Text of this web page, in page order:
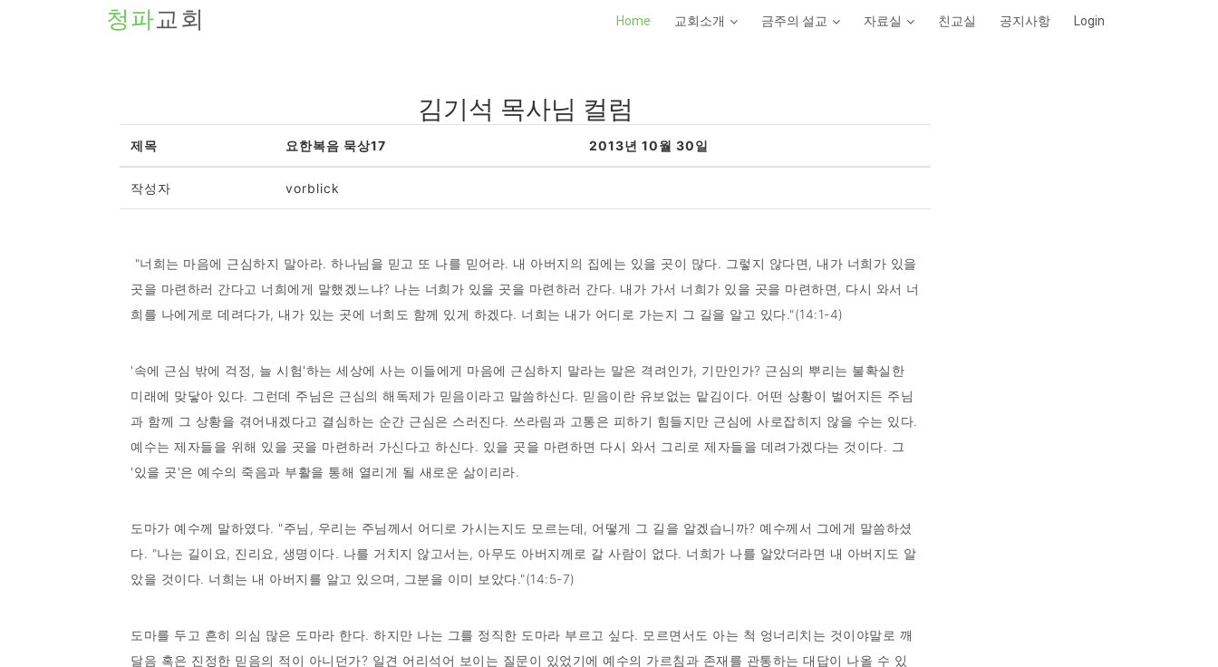
청파교회 Home 교회소개 금주의 설교 자료실 친교실 공지사항 Login
김기석 목사님 컬럼
제목 요한복음 묵상17 2013년 10월 30일
작성자 vorblick
"너희는 마음에 근심하지 말아라. 하나님을 믿고 또 나를 믿어라. 내 아버지의 집에는 있을 곳이 많다. 그렇지 않다면, 내가 너희가 있을
곳을 마련하러 간다고 너희에게 말했겠느냐? 나는 너희가 있을 곳을 마련하러 간다. 내가 가서 너희가 있을 곳을 마련하면, 다시 와서 너
희를 나에게로 데려다가, 내가 있는 곳에 너희도 함께 있게 하겠다. 너희는 내가 어디로 가는지 그 길을 알고 있다."(14:1-4)
'속에 근심 밖에 걱정, 늘 시험'하는 세상에 사는 이들에게 마음에 근심하지 말라는 말은 격려인가, 기만인가? 근심의 뿌리는 불확실한
미래에 맞닿아 있다. 그런데 주님은 근심의 해독제가 믿음이라고 말씀하신다. 믿음이란 유보없는 맡김이다. 어떤 상황이 벌어지든 주님
과 함께 그 상황을 겪어내겠다고 결심하는 순간 근심은 스러진다. 쓰라림과 고통은 피하기 힘들지만 근심에 사로잡히지 않을 수는 있다.
예수는 제자들을 위해 있을 곳을 마련하러 가신다고 하신다. 있을 곳을 마련하면 다시 와서 그리로 제자들을 데려가겠다는 것이다. 그
'있을 곳'은 예수의 죽음과 부활을 통해 열리게 될 새로운 삶이리라.
도마가 예수께 말하였다. "주님, 우리는 주님께서 어디로 가시는지도 모르는데, 어떻게 그 길을 알겠습니까? 예수께서 그에게 말씀하셨
다. "나는 길이요, 진리요, 생명이다. 나를 거치지 않고서는, 아무도 아버지께로 갈 사람이 없다. 너희가 나를 알았더라면 내 아버지도 알
았을 것이다. 너희는 내 아버지를 알고 있으며, 그분을 이미 보았다."(14:5-7)
도마를 두고 흔히 의심 많은 도마라 한다. 하지만 나는 그를 정직한 도마라 부르고 싶다. 모르면서도 아는 척 엉너리치는 것이야말로 깨
달음 혹은 진정한 믿음의 적이 아니던가? 일견 어리석어 보이는 질문이 있었기에 예수의 가르침과 존재를 관통하는 대답이 나올 수 있